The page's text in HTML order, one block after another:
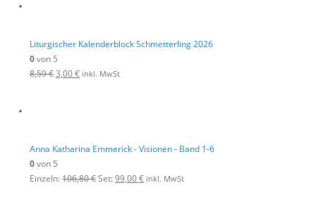
Liturgischer Kalenderblock Schmetterling 2026
0von 5
8,59€3,00€ inkl. MwSt
Anna Katharina Emmerick - Visionen - Band 1-6
0von 5
Einzeln:106,80€Set:99,00€ inkl. MwSt